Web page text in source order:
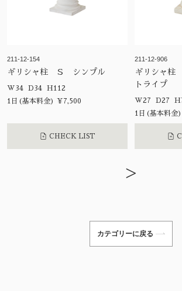
211-12-154
ギリシャ柱 Ｓ シンプル
W34 D34 H112
1日(基本料金) ¥7,500
CHECK LIST
211-12-906
ギリシャ柱
トライプ
W27
1日(基本料
>
カテゴリーに戻る